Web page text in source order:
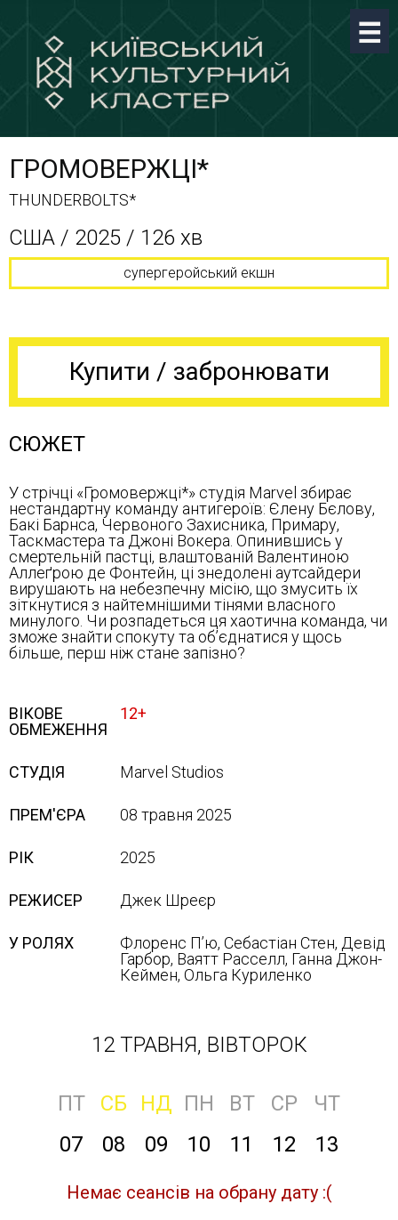
ГРОМОВЕРЖЦІ*
THUNDERBOLTS*
CША / 2025 / 126 хв
супергеройський екшн
Купити / забронювати
СЮЖЕТ
У стрічці «Громовержці*» студія Marvel збирає
нестандартну команду антигероїв: Єлену Бєлову,
Бакі Барнса, Червоного Захисника, Примару,
Таскмастера та Джоні Вокера. Опинившись у
смертельній пастці, влаштованій Валентиною
Аллеґрою де Фонтейн, ці знедолені аутсайдери
вирушають на небезпечну місію, що змусить їх
зіткнутися з найтемнішими тінями власного
минулого. Чи розпадеться ця хаотична команда, чи
зможе знайти спокуту та об’єднатися у щось
більше, перш ніж стане запізно?
ВІКОВЕ
ОБМЕЖЕННЯ
12+
СТУДІЯ Marvel Studios
ПРЕМ'ЄРА 08 травня 2025
РІК 2025
РЕЖИСЕР Джек Шреєр
У РОЛЯХ
Флоренс Пʼю, Себастіан Стен, Девід
Гарбор, Ваятт Расселл, Ганна Джон-
Кеймен, Ольга Куриленко
12 ТРАВНЯ, ВІВТОРОК
ПТ СБ НД ПН ВТ СР
ЧТ
07
08 09 10 11 12 13
Немає сеансів на обрану дату :(